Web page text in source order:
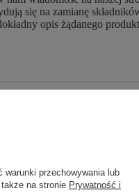
się na zamianę
opis żądanego
warunki przechowywania lub
na stronie Prywatność i